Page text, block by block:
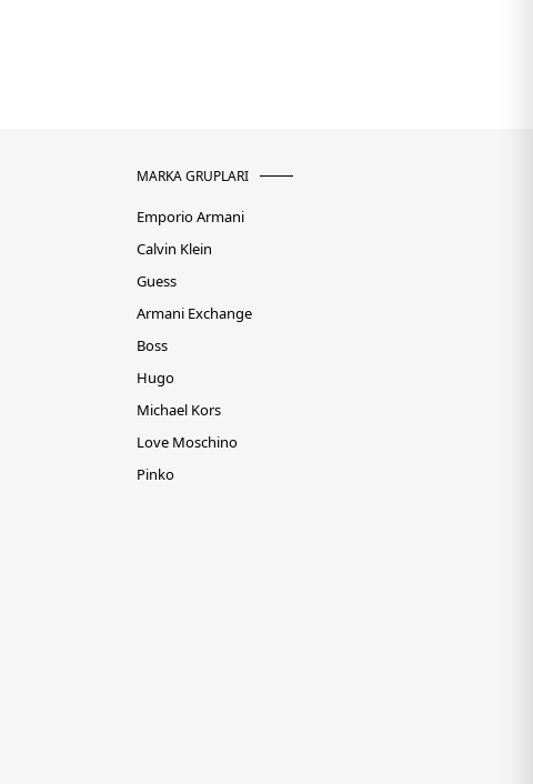
MARKA GRUPLARI
Emporio Armani
Calvin Klein
Guess
Armani Exchange
Boss
Hugo
Michael Kors
Love Moschino
Pinko